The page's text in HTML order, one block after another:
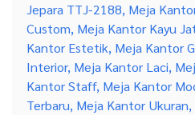
Jepara TTJ-2188, Meja
Custom, Meja Kantor Kayu
Kantor Estetik, Meja Kantor
Interior, Meja Kantor Laci,
Kantor Staff, Meja Kantor
Terbaru, Meja Kantor